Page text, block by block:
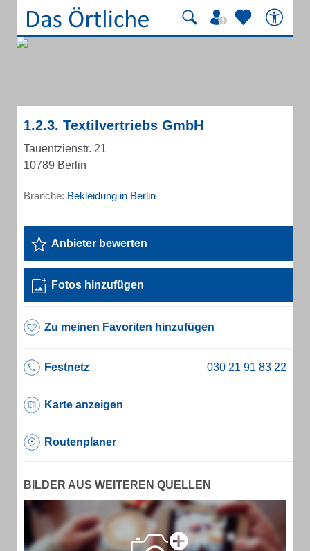
1.2.3. Textilvertriebs GmbH
Tauentzienstr. 21
10789 Berlin
Branche: Bekleidung in Berlin
Anbieter bewerten
Fotos hinzufügen
Zu meinen Favoriten hinzufügen
Festnetz
Karte anzeigen
Routenplaner
BILDER AUS WEITEREN QUELLEN